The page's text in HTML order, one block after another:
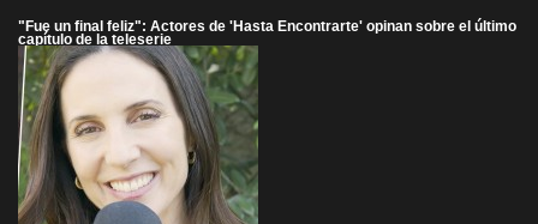
"Fue un final feliz": Actores de 'Hasta Encontrarte' opinan sobre el último
capítulo de la teleserie